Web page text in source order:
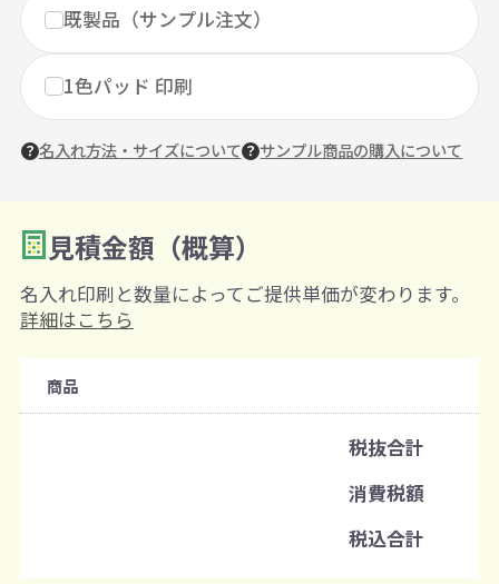
既製品（サンプル注文）
1色パッド 印刷
名入れ方法・サイズについて サンプル商品の購入について
2 数量を入力
購入条件
既製品：120個から
名入れあり：100個から
※既製品サンプルは各色3個まで
見積金額（概算）
名入れ印刷と数量によってご提供単価が変わります。
詳細はこちら
商品
税抜合計
消費税額
税込合計